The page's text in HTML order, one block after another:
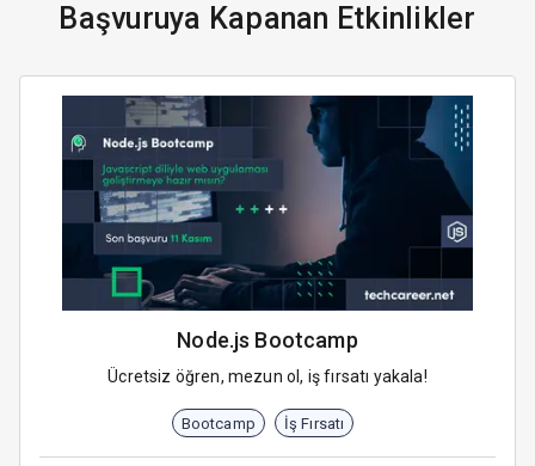
Başvuruya Kapanan Etkinlikler
Node.js Bootcamp
Ücretsiz öğren, mezun ol, iş fırsatı yakala!
Bootcamp İş Fırsatı